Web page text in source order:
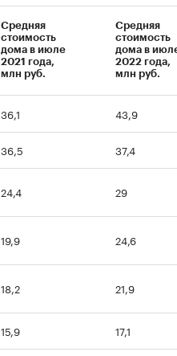
Средняя
стоимость
дома в июле
2021 года,
млн руб.
Средняя
стоимость
дома в
2022 года,
млн руб.
36,1 43,9
36,5 37,4
24,4 29
19,9 24,6
18,2 21,9
15,9 17,1